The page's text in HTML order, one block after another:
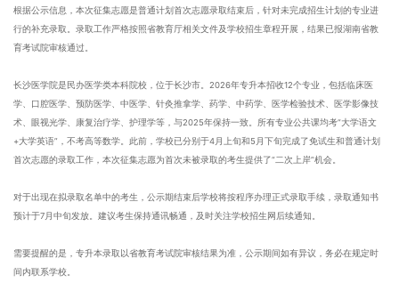
根据公示信息，本次征集志愿是普通计划首次志愿录取结束后，针对未完成招生计划的专业进
行的补充录取。录取工作严格按照省教育厅相关文件及学校招生章程开展，结果已报湖南省教
育考试院审核通过。
长沙医学院是民办医学类本科院校，位于长沙市。2026年专升本招收12个专业，包括临床医
学、口腔医学、预防医学、中医学、针灸推拿学、药学、中药学、医学检验技术、医学影像技
术、眼视光学、康复治疗学、护理学等，与2025年保持一致。所有专业公共课均考“大学语文
+大学英语”，不考高等数学。此前，学校已分别于4月上旬和5月下旬完成了免试生和普通计划
首次志愿的录取工作，本次征集志愿为首次未被录取的考生提供了“二次上岸”机会。
对于出现在拟录取名单中的考生，公示期结束后学校将按程序办理正式录取手续，录取通知书
预计于7月中旬发放。建议考生保持通讯畅通，及时关注学校招生网后续通知。
需要提醒的是，专升本录取以省教育考试院审核结果为准，公示期间如有异议，务必在规定时
间内联系学校。